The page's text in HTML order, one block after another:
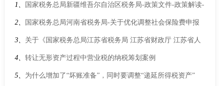
1、 国家税务总局新疆维吾尔自治区税务局-政策文件-政策解读-
关于《自治区税务局 自治区财政厅 自治区人力资源和社会保障
厅 中国人民银行新疆维吾尔自治区分行 自治区医疗保障局关于
优化调整社会保险费申报缴纳流程的公告》的解读
2、 国家税务总局河南省税务局-关于优化调整社会保险费申报
缴纳流程的公告
3、 关于《国家税务总局江苏省税务局 江苏省财政厅 江苏省人
力资源和社会保障厅 中国人民银行江苏省分行 江苏省医疗保障
局关于优化调整社会保险费申报缴纳流程的公告》的政策解读
4、 转让无形资产过程中营业税的纳税筹划案例
5、 为什么增加了“坏账准备”，同时要调整“递延所得税资产”